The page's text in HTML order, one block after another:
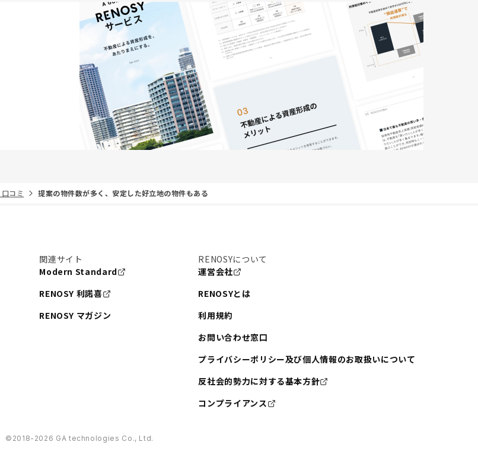
コミ 提案の物件数が多く、安定した好立地の物件もある
関連サイト
Modern Standard
RENOSY 利諾喜
RENOSY マガジン
RENOSYについて
運営会社
RENOSYとは
利用規約
お問い合わせ窓口
プライバシーポリシー及び個人情報のお取扱いについて
反社会的勢力に対する基本方針
コンプライアンス
©︎2018-2026 GA technologies Co., Ltd.